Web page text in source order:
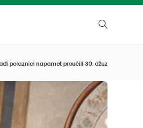
polaznici napamet proučili 30. džuz